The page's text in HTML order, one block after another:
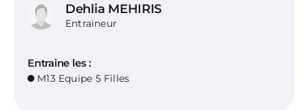
Dehlia MEHIRIS
Entraineur
Entraine les :
M13 Equipe 5 Filles